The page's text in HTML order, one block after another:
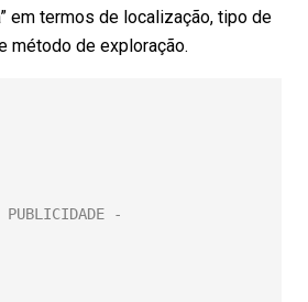
em termos de localização, tipo de
método de exploração.